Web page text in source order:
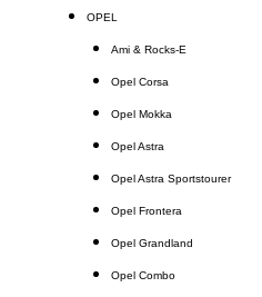
OPEL
Ami & Rocks-E
Opel Corsa
Opel Mokka
Opel Astra
Opel Astra Sportstourer
Opel Frontera
Opel Grandland
Opel Combo